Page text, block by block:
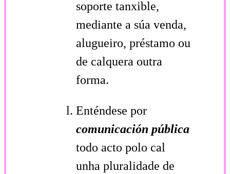
soporte tanxible,
mediante a súa venda,
alugueiro, préstamo ou
de calquera outra
forma.
Enténdese por
comunicación pública
todo acto polo cal
unha pluralidade de